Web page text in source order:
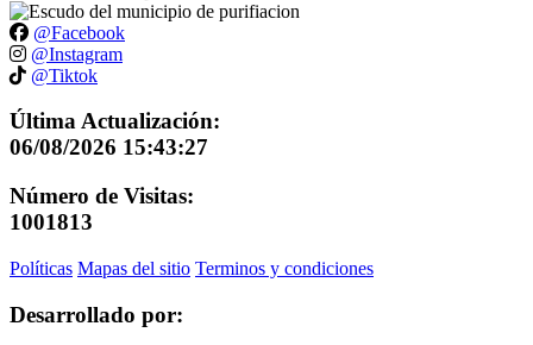
@Facebook
@Instagram
@Tiktok
Última Actualización:
06/08/2026 15:43:27
Número de Visitas:
1001813
Políticas Mapas del sitio Terminos y condiciones
Desarrollado por: